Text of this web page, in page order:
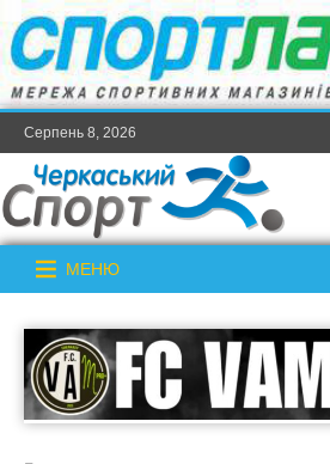
Серпень 8, 2026
МЕНЮ